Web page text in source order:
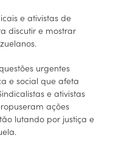
e ativistas de
discutir e mostrar
urgentes
e social que afeta
e ativistas
ações
lutando por justiça e